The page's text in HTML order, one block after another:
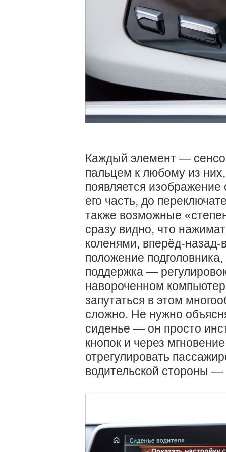
Каждый элемент —
пальцем к любому из
появляется
его часть, до
также возможные
сразу видно, что
коленями, вперёд-назад-
положение
поддержка —
навороченном
запутаться в этом
сложно. Не нужно
сиденье — он просто
кнопок и через
отрегулировать
водительской стороны